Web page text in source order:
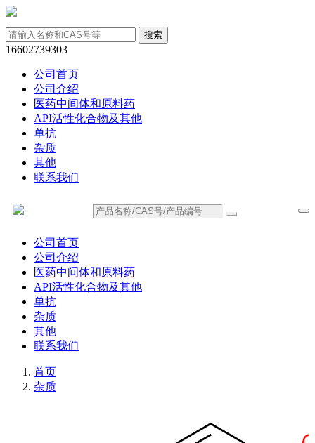
16602739303
公司首页
公司介绍
医药中间体和原料药
API活性化合物及其他
单抗
杂质
其他
联系我们
公司首页
公司介绍
医药中间体和原料药
API活性化合物及其他
单抗
杂质
其他
联系我们
首页
杂质